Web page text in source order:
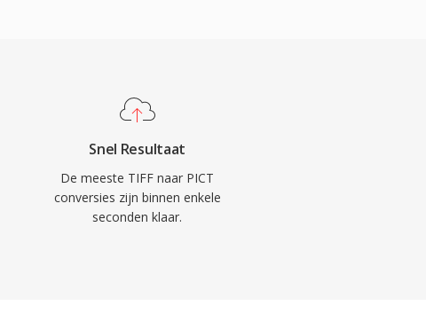
Snel Resultaat
De meeste TIFF naar PICT
conversies zijn binnen enkele
seconden klaar.